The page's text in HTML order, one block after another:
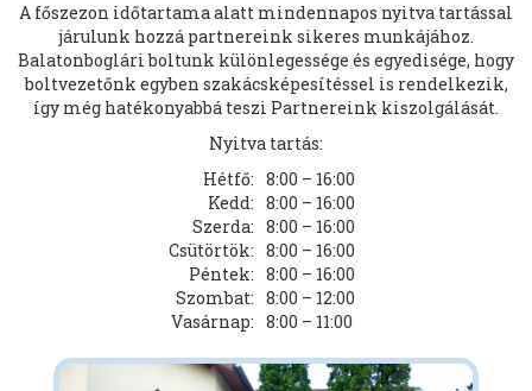
A főszezon időtartama alatt mindennapos nyitva tartással
járulunk hozzá partnereink sikeres munkájához.
Balatonboglári boltunk különlegessége és egyedisége, hogy
boltvezetőnk egyben szakácsképesítéssel is rendelkezik,
így még hatékonyabbá teszi Partnereink kiszolgálását.
Nyitva tartás:
Hétfő: 8:00 – 16:00
Kedd: 8:00 – 16:00
Szerda: 8:00 – 16:00
Csütörtök: 8:00 – 16:00
Péntek: 8:00 – 16:00
Szombat: 8:00 – 12:00
Vasárnap: 8:00 – 11:00